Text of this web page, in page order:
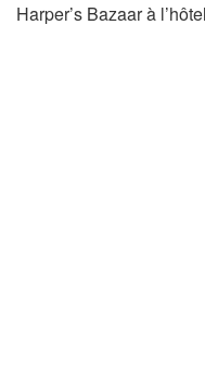
Harper’s Bazaar à